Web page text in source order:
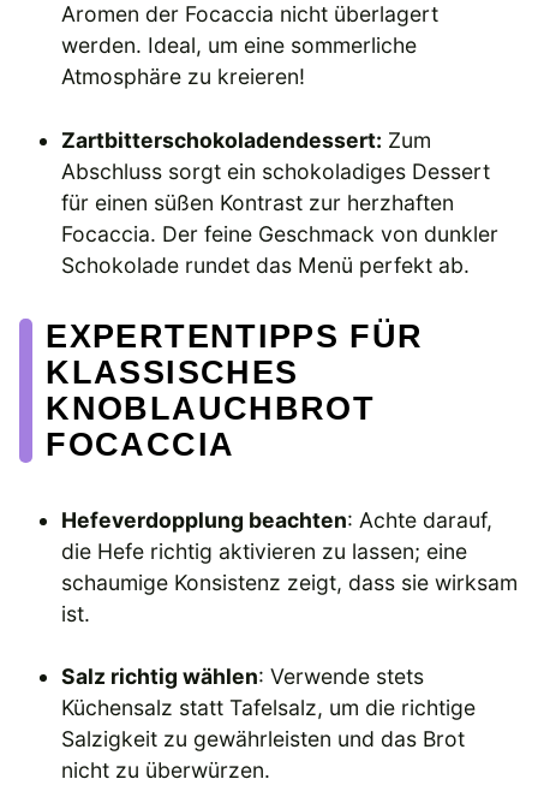
Aromen der Focaccia nicht überlagert
werden. Ideal, um eine sommerliche
Atmosphäre zu kreieren!
Zartbitterschokoladendessert: Zum
Abschluss sorgt ein schokoladiges Dessert
für einen süßen Kontrast zur herzhaften
Focaccia. Der feine Geschmack von dunkler
Schokolade rundet das Menü perfekt ab.
EXPERTENTIPPS FÜR
KLASSISCHES
KNOBLAUCHBROT
FOCACCIA
Hefeverdopplung beachten: Achte darauf,
die Hefe richtig aktivieren zu lassen; eine
schaumige Konsistenz zeigt, dass sie wirksam
ist.
Salz richtig wählen: Verwende stets
Küchensalz statt Tafelsalz, um die richtige
Salzigkeit zu gewährleisten und das Brot
nicht zu überwürzen.